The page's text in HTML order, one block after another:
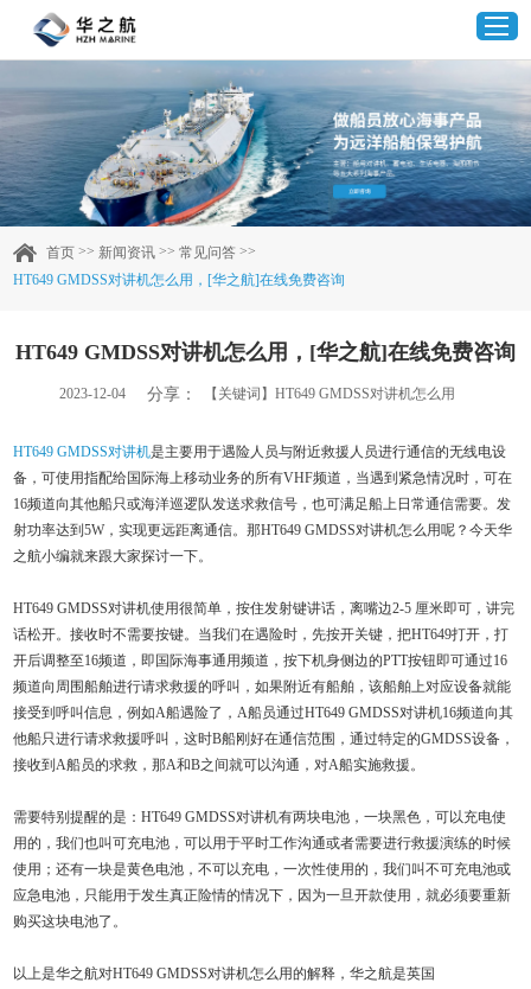
首页
产品中心
企业实力
客户案例
联系我们
首页 >> 新闻资讯 >>常见问答 >>
HT649 GMDSS对讲机怎么用，[华之航]在线免费咨询
HT649 GMDSS对讲机怎么用，[华之航]在线免费咨询
2023-12-04 分享： 【关键词】HT649 GMDSS对讲机怎么用
HT649 GMDSS对讲机是主要用于遇险人员与附近救援人员进行通信的无线电设
备，可使用指配给国际海上移动业务的所有VHF频道，当遇到紧急情况时，可在
16频道向其他船只或海洋巡逻队发送求救信号，也可满足船上日常通信需要。发
射功率达到5W，实现更远距离通信。那HT649 GMDSS对讲机怎么用呢？今天华
之航小编就来跟大家探讨一下。
HT649 GMDSS对讲机使用很简单，按住发射键讲话，离嘴边2-5 厘米即可，讲完
话松开。接收时不需要按键。当我们在遇险时，先按开关键，把HT649打开，打
开后调整至16频道，即国际海事通用频道，按下机身侧边的PTT按钮即可通过16
频道向周围船舶进行请求救援的呼叫，如果附近有船舶，该船舶上对应设备就能
接受到呼叫信息，例如A船遇险了，A船员通过HT649 GMDSS对讲机16频道向其
他船只进行请求救援呼叫，这时B船刚好在通信范围，通过特定的GMDSS设备，
接收到A船员的求救，那A和B之间就可以沟通，对A船实施救援。
需要特别提醒的是：HT649 GMDSS对讲机有两块电池，一块黑色，可以充电使
用的，我们也叫可充电池，可以用于平时工作沟通或者需要进行救援演练的时候
使用；还有一块是黄色电池，不可以充电，一次性使用的，我们叫不可充电池或
应急电池，只能用于发生真正险情的情况下，因为一旦开款使用，就必须要重新
购买这块电池了。
以上是华之航对HT649 GMDSS对讲机怎么用的解释，华之航是英国